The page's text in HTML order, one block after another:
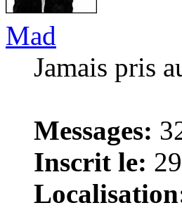
Mad
Jamais pris
Messages:
Inscrit le: